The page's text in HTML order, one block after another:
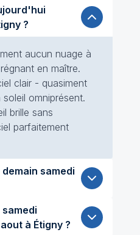
Étigny ?
aucun nuage à
en maître.
clair - quasiment
omniprésent.
brille sans
parfaitement
samedi
15 aout à Étigny ?